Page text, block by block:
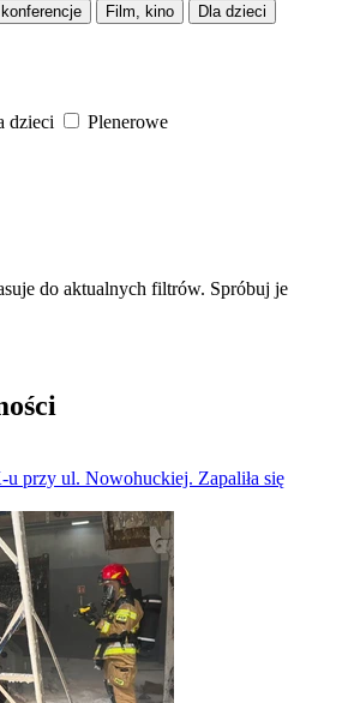
Film, kino
Dla dzieci
dzieci
Plenerowe
do aktualnych filtrów. Spróbuj je
u przy ul. Nowohuckiej. Zapaliła się